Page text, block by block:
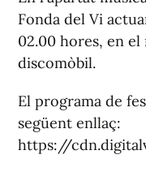
Fonda del Vi
02.00 hores, en
discomòbil.
El programa de
següent enllaç:
https://